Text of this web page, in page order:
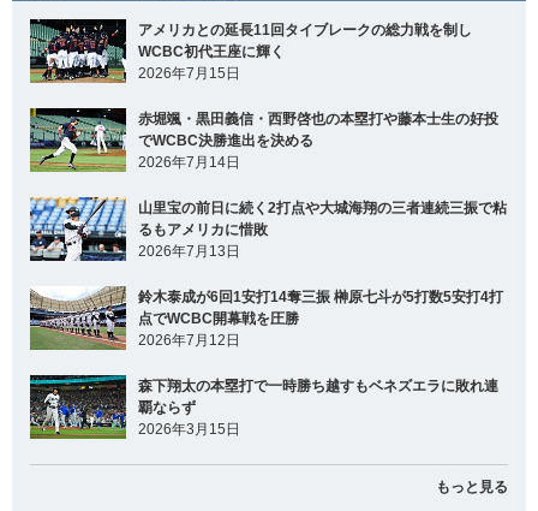
アメリカとの延長11回タイブレークの総力戦を制し
WCBC初代王座に輝く
2026年7月15日
赤堀颯・黒田義信・西野啓也の本塁打や藤本士生の好投
でWCBC決勝進出を決める
2026年7月14日
山里宝の前日に続く2打点や大城海翔の三者連続三振で粘
るもアメリカに惜敗
2026年7月13日
鈴木泰成が6回1安打14奪三振 榊原七斗が5打数5安打4打
点でWCBC開幕戦を圧勝
2026年7月12日
森下翔太の本塁打で一時勝ち越すもベネズエラに敗れ連
覇ならず
2026年3月15日
もっと見る